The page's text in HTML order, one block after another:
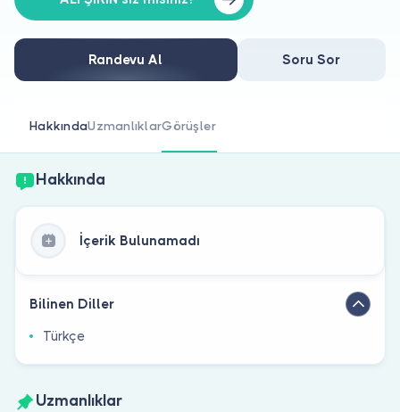
Doktor musunuz?
Randevu Al Soru Sor
HakkındaUzmanlıklarGörüşler
Hakkında
İçerik Bulunamadı
Bilinen Diller
Türkçe
Uzmanlıklar